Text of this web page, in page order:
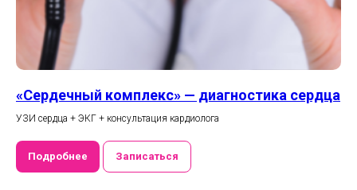
«Сердечный комплекс» — диагностика сердца
УЗИ сердца + ЭКГ + консультация кардиолога
Подробнее Записаться